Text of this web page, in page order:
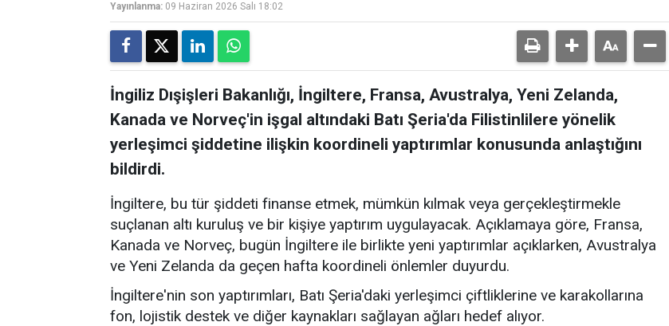
Yayınlanma: 09 Haziran 2026 Salı 18:02
İngiliz Dışişleri Bakanlığı, İngiltere, Fransa, Avustralya, Yeni Zelanda,
Kanada ve Norveç'in işgal altındaki Batı Şeria'da Filistinlilere yönelik
yerleşimci şiddetine ilişkin koordineli yaptırımlar konusunda anlaştığını
bildirdi.
İngiltere, bu tür şiddeti finanse etmek, mümkün kılmak veya gerçekleştirmekle
suçlanan altı kuruluş ve bir kişiye yaptırım uygulayacak. Açıklamaya göre, Fransa,
Kanada ve Norveç, bugün İngiltere ile birlikte yeni yaptırımlar açıklarken, Avustralya
ve Yeni Zelanda da geçen hafta koordineli önlemler duyurdu.
İngiltere'nin son yaptırımları, Batı Şeria'daki yerleşimci çiftliklerine ve karakollarına
fon, lojistik destek ve diğer kaynakları sağlayan ağları hedef alıyor.